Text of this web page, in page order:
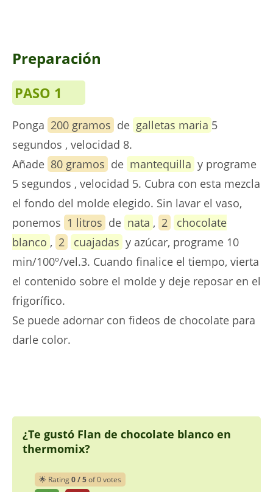
Preparación
PASO 1
Ponga 200 gramos de galletas maria 5
segundos , velocidad 8.
Añade 80 gramos de mantequilla y programe
5 segundos , velocidad 5. Cubra con esta mezcla
el fondo del molde elegido. Sin lavar el vaso,
ponemos 1 litros de nata , 2
chocolate
blanco , 2 cuajadas y azúcar, programe 10
min/100º/vel.3. Cuando finalice el tiempo, vierta
el contenido sobre el molde y deje reposar en el
frigorífico.
Se puede adornar con fideos de chocolate para
darle color.
¿Te gustó Flan de chocolate blanco en
thermomix?
🌟 Rating0 / 5of 0 votes